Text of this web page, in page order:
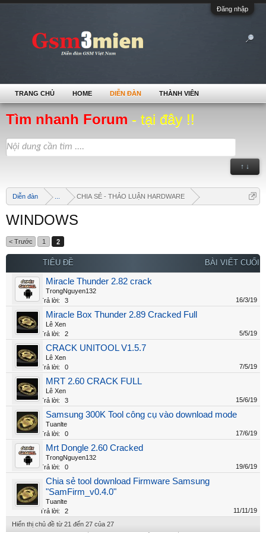
Đăng nhập
Tìm nhanh Forum - tại đây !!
↑ ↓
Diễn đàn CHIA SẺ - THẢO LUẬN HARDWARE
WINDOWS
< Trước 1 2
TIÊU ĐỀ BÀI VIẾT CUỐI
Miracle Thunder 2.82 crack
TrongNguyen132
Trả lời:
3 16/3/19
Miracle Box Thunder 2.89 Cracked Full
Lê Xen
Trả lời:
2 5/5/19
CRACK UNITOOL V1.5.7
Lê Xen
Trả lời:
0 7/5/19
MRT 2.60 CRACK FULL
Lê Xen
Trả lời:
3 15/6/19
Samsung 300K Tool công cụ vào download mode
Tuanlte
Trả lời:
0 17/6/19
Mrt Dongle 2.60 Cracked
TrongNguyen132
Trả lời:
0 19/6/19
Chia sẻ tool download Firmware Samsung
"SamFirm_v0.4.0"
Tuanlte
Trả lời:
2
11/11/19
Hiển thị chủ đề từ 21 đến 27 của 27
TRANG CHỦ HOME DIỄN ĐÀN THÀNH VIÊN